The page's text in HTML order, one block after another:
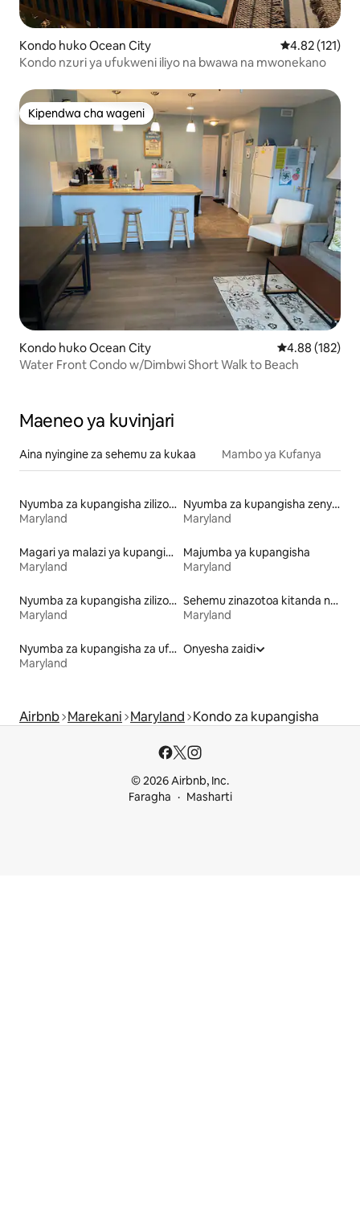
Kondo huko Ocean City Ukadiriaji wa
4.82 (121)
Kondo nzuri ya ufukweni iliyo na bwawa na mwonekano
Kipendwa cha wageni
Kipendwa cha wageni
Kondo huko Ocean City Ukadiriaji wa
4.88 (182)
Water Front Condo w/Dimbwi Short Walk to Beach
Maeneo ya kuvinjari
Aina nyingine za sehemu za kukaa Mambo ya Kufanya
Nyumba za kupangisha zilizo na kayak
Maryland
Nyumba za kupangisha zenye mabwawa
Maryland
Magari ya malazi ya kupangisha
Maryland
Majumba ya kupangisha
Maryland
Nyumba za kupangisha zilizo na sauna
Maryland
Sehemu zinazotoa kitanda na kifungua kinywa
Maryland
Nyumba za kupangisha za ufukweni
Maryland
Onyesha zaidi
Airbnb Marekani Maryland Kondo za kupangisha
© 2026 Airbnb, Inc.
Faragha
Masharti